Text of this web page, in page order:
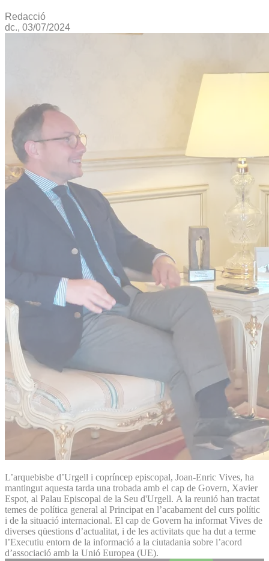
Redacció
dc., 03/07/2024
L’arquebisbe d’Urgell i copríncep episcopal, Joan-Enric Vives, ha
mantingut aquesta tarda una trobada amb el cap de Govern, Xavier
Espot, al Palau Episcopal de la Seu d'Urgell. A la reunió han tractat
temes de política general al Principat en l’acabament del curs polític
i de la situació internacional. El cap de Govern ha informat Vives de
diverses qüestions d’actualitat, i de les activitats que ha dut a terme
l’Executiu entorn de la informació a la ciutadania sobre l’acord
d’associació amb la Unió Europea (UE).